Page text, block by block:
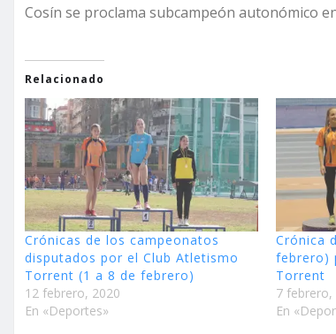
Cosín se proclama subcampeón autonómico
Relacionado
Crónicas de los campeonatos
disputados por el Club Atletismo
Torrent (1 a 8 de febrero)
12 febrero, 2020
En «Deportes»
Crónica
febrero)
Torrent
7 febrero,
En